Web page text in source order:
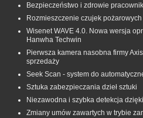
Bezpieczeństwo i zdrowie
Rozmieszczenie czujek
Wisenet WAVE 4.0. Nowa wersja
Hanwha Techwin
Pierwsza kamera nasobna firmy
sprzedaży
Seek Scan - system do
Sztuka zabezpieczania dzieł sztuki
Niezawodna i szybka detekcja
Zmiany umów zawartych w trybie